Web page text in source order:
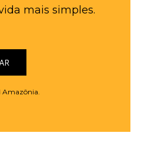
mais simples.
Amazônia.